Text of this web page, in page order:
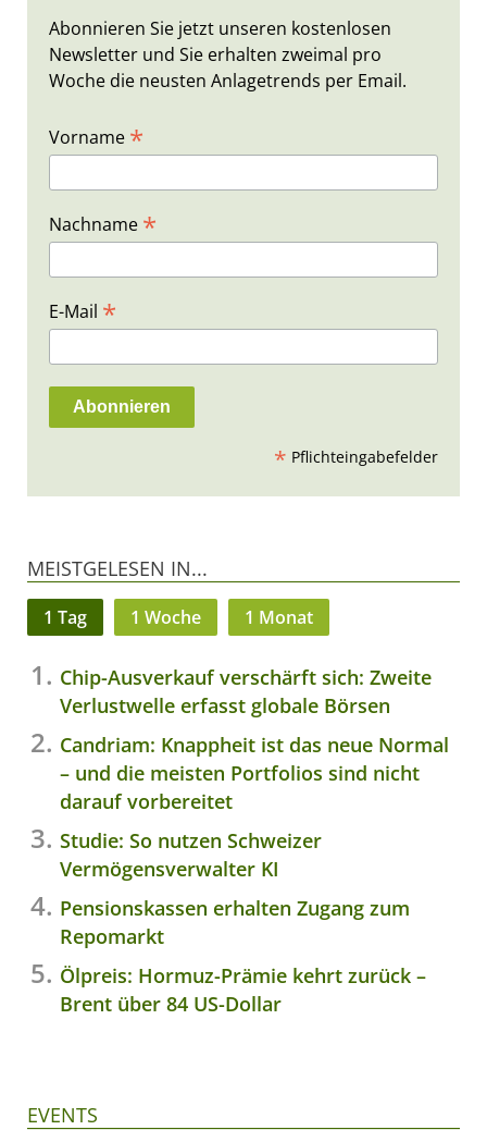
Abonnieren Sie jetzt unseren kostenlosen
Newsletter und Sie erhalten zweimal pro
Woche die neusten Anlagetrends per Email.
Vorname *
Nachname *
E-Mail *
* Pflichteingabefelder
MEISTGELESEN IN...
1 Tag 1 Woche 1 Monat
Chip-Ausverkauf verschärft sich: Zweite
Verlustwelle erfasst globale Börsen
Candriam: Knappheit ist das neue Normal
– und die meisten Portfolios sind nicht
darauf vorbereitet
Studie: So nutzen Schweizer
Vermögensverwalter KI
Pensionskassen erhalten Zugang zum
Repomarkt
Ölpreis: Hormuz-Prämie kehrt zurück –
Brent über 84 US-Dollar
EVENTS